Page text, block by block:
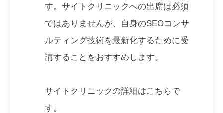
す。サイトクリニックへの出席は必須
ではありませんが、自身のSEOコンサ
ルティング技術を最新化するために受
講することをおすすめします。
サイトクリニックの詳細はこちらで
す。